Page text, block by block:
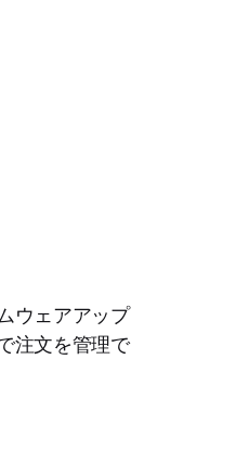
ウェアアップ
注文を管理で